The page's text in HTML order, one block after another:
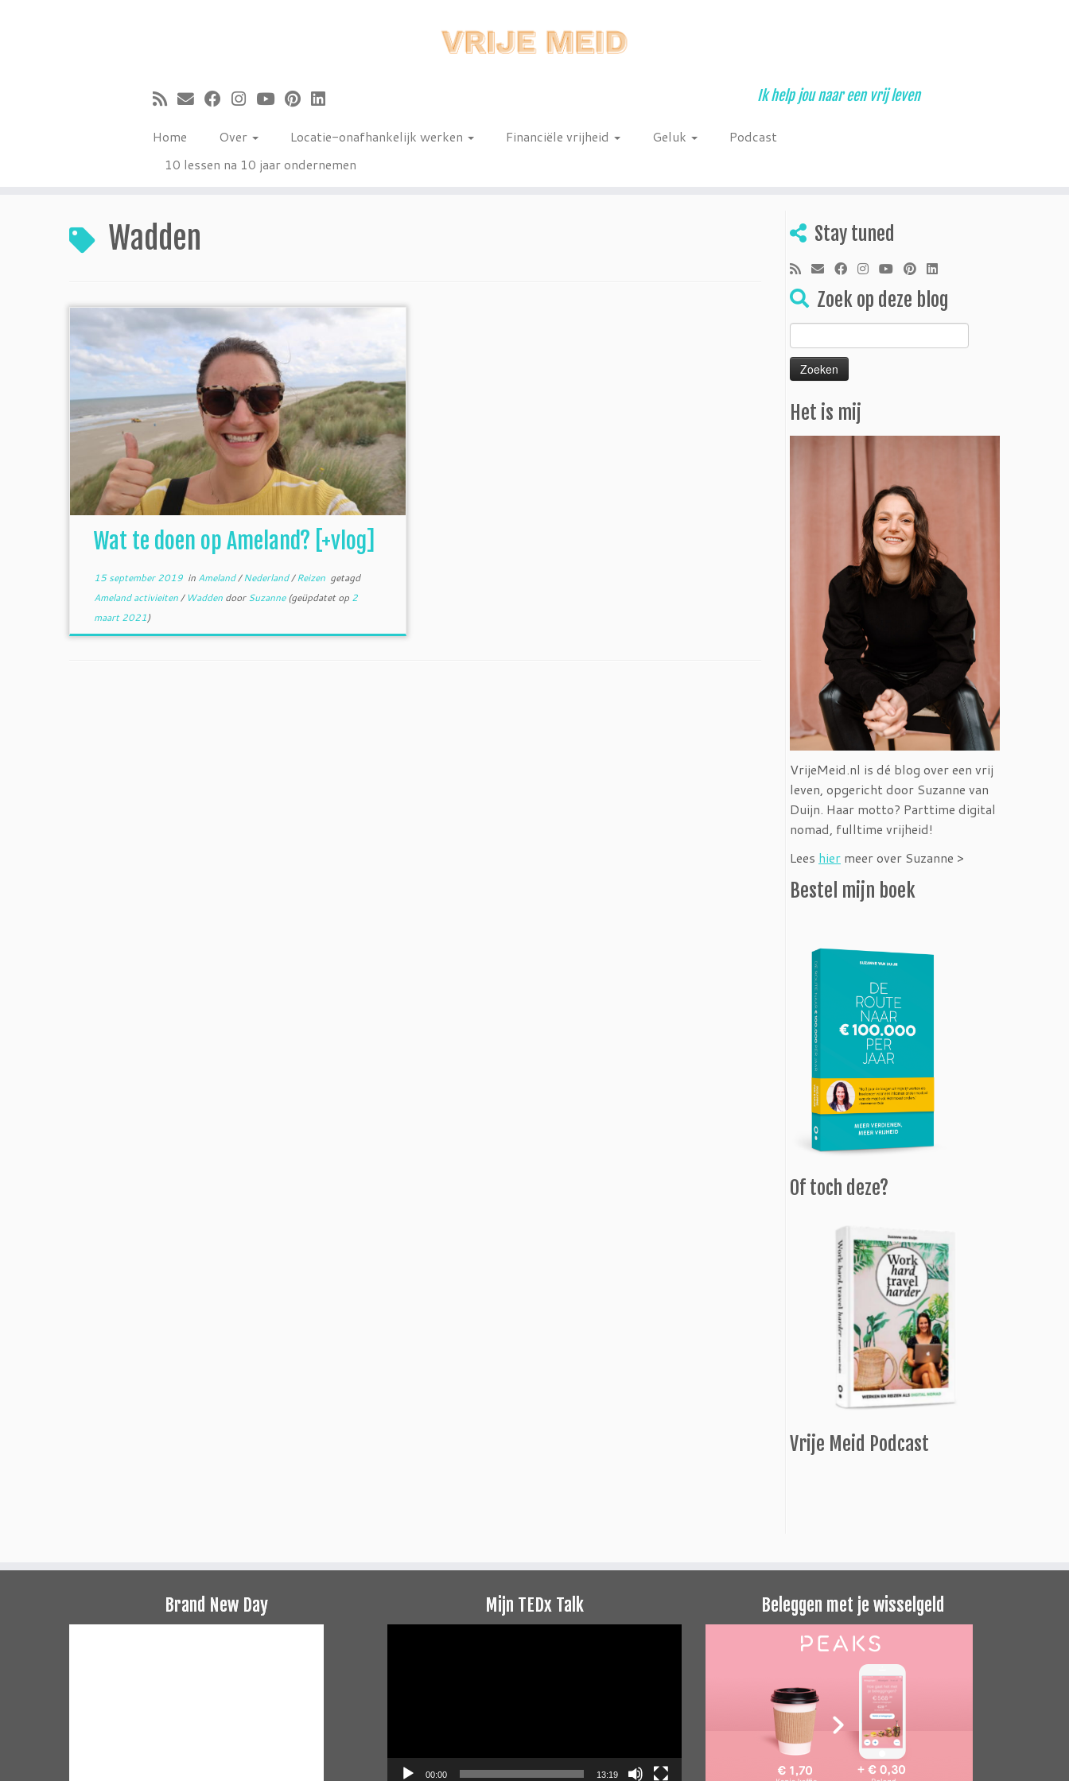
Ik help jou naar een vrij leven
Home Over Locatie-onafhankelijk werken Financiële vrijheid Geluk
Podcast
10 lessen na 10 jaar ondernemen
Wadden
Wat te doen op Ameland? [+vlog]
15 september 2019in Ameland/Nederland/Reizen getagd
Ameland activieiten/ Wadden doorSuzanne(geüpdatet op 2
maart 2021)
Stay tuned
Zoek op deze blog
Zoeken
naar:
Het is mij
VrijeMeid.nl is dé blog over een vrij
leven, opgericht door Suzanne van
Duijn. Haar motto? Parttime digital
nomad, fulltime vrijheid!
Lees hier meer over Suzanne >
Bestel mijn boek
Of toch deze?
Vrije Meid Podcast
Brand New Day Mijn TEDx Talk
00:00 13:19
Beleggen met je wisselgeld